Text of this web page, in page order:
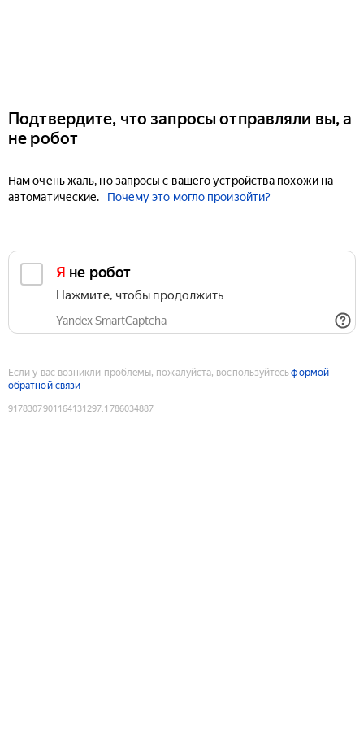
Подтвердите, что запросы отправляли вы, а
не робот
Нам очень жаль, но запросы с вашего устройства похожи на
автоматические.
Почему это могло произойти?
Я не робот
Нажмите, чтобы продолжить
Yandex SmartCaptcha
Если у вас возникли проблемы, пожалуйста, воспользуйтесьформой
обратной связи
9178307901164131297:1786034887